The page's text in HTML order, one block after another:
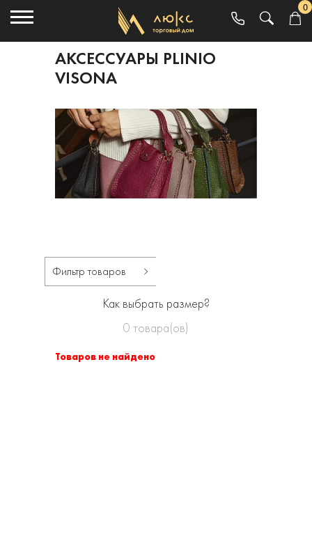
0
АКСЕССУАРЫ PLINIO
VISONA
Фильтр товаров
Как выбрать размер?
0 товара(ов)
Товаров не найдено